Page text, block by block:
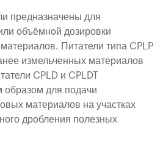
предназначены для
объёмной дозировки
Питатели типа CPLP
измельченных материалов
CPLD и CPLDT
для подачи
материалов на участках
дробления полезных